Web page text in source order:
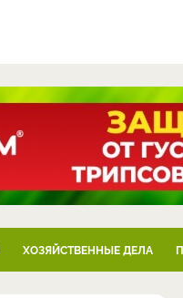
ХОЗЯЙСТВЕННЫЕ ДЕЛА